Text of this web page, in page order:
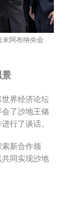
阿布纳央会
景
界经济论坛
了沙地王储
行了谈话。
新合作领
同实现沙地